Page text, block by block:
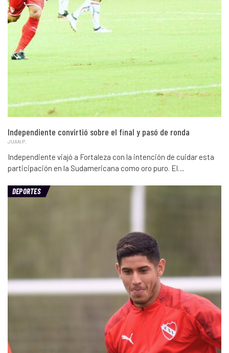
Independiente convirtió sobre el final y pasó de ronda
JUAN P.
Independiente viajó a Fortaleza con la intención de cuidar esta
participación en la Sudamericana como oro puro. El…
DEPORTES